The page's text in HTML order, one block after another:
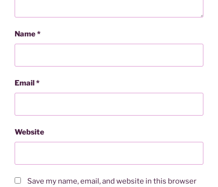
Name*
Email *
Website
Save my name, email, and website in this browser